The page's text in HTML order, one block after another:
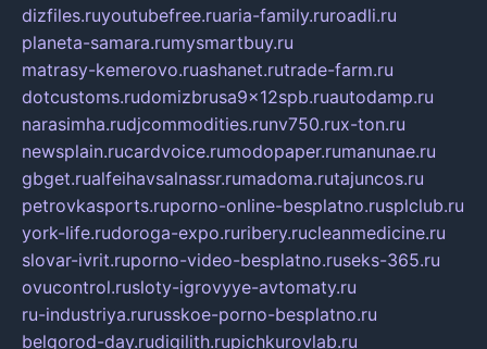
dizfiles.ruyoutubefree.ruaria-family.ruroadli.ru
planeta-samara.rumysmartbuy.ru
matrasy-kemerovo.ruashanet.rutrade-farm.ru
dotcustoms.rudomizbrusa9x12spb.ruautodamp.ru
narasimha.rudjcommodities.runv750.rux-ton.ru
newsplain.rucardvoice.rumodopaper.rumanunae.ru
gbget.rualfeihavsalnassr.rumadoma.rutajuncos.ru
petrovkasports.ruporno-online-besplatno.rusplclub.ru
york-life.rudoroga-expo.ruribery.rucleanmedicine.ru
slovar-ivrit.ruporno-video-besplatno.ruseks-365.ru
ovucontrol.rusloty-igrovyye-avtomaty.ru
ru-industriya.rurusskoe-porno-besplatno.ru
belgorod-day.rudigilith.rupichkurovlab.ru